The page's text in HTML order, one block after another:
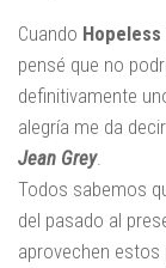
Cuando Hopeless
pensé que no
definitivamente
alegría me da
Jean Grey.
Todos sabemos
del pasado al
aprovechen estos